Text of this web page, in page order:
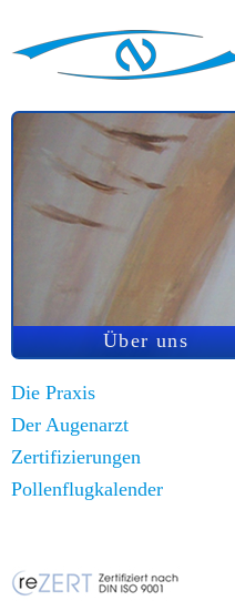
Über uns
Die Praxis
Der Augenarzt
Zertifizierungen
Pollenflugkalender